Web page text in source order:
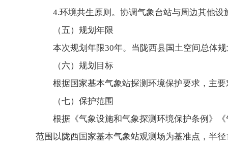
4.环境共生原则。协调气象台站与周边其他
（五）规划年限
本次规划年限30年。当陇西县国土空间总体
（六）规划目标
根据国家基本气象站探测环境保护要求，主
（七）保护范围
根据《气象设施和气象探测环境保护条例》
范围以陇西国家基本气象站观测场为基准点，半